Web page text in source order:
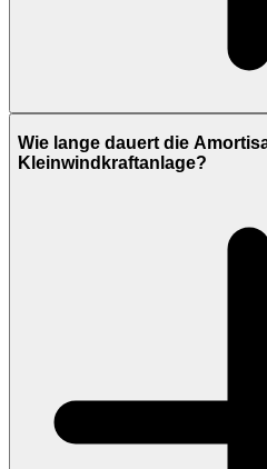
Wie lange dauert die
Kleinwindkraftanlage?